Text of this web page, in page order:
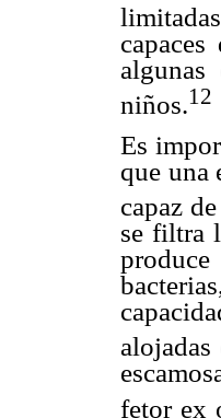
algunas
niños.12
Es
que una
capaz
se filtra
fetor ex